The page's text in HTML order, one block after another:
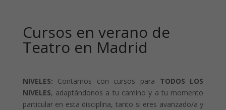
Cursos en verano de
Teatro en Madrid
NIVELES: Contamos con cursos para TODOS LOS
NIVELES, adaptándonos a tu camino y a tu momento
particular en esta disciplina, tanto si eres avanzado/a y